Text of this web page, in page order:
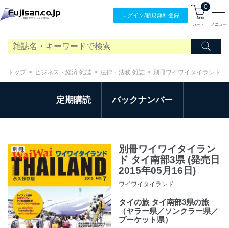
ログイン/新規無料登録
0
カート メニュー
トップ ビジネス・経済 雑誌 法律・法務 雑誌 別冊ワイワイタイランド
定期購読 バックナンバー
別冊ワイワイタイラン
ド タイ南部3県 (発売日
2015年05月16日)
ワイワイタイランド
タイの旅 タイ南部3県の旅
（ヤラー県／ソンクラー県／
プーケット県）